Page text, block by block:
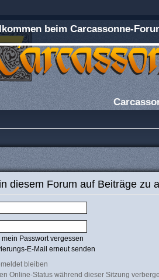
beim Carcassonne-
diesem Forum auf Beiträge zu
mein Passwort vergessen
E-Mail erneut senden
bleiben
Online-Status während dieser Sitzung